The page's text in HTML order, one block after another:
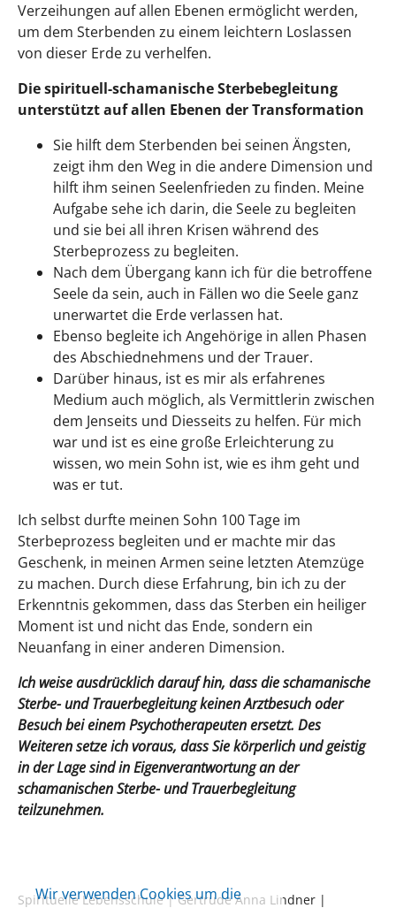
Wir verwenden Cookies um die
Verzeihungen auf allen Ebenen ermöglicht werden,
um dem Sterbenden zu einem leichtern Loslassen
von dieser Erde zu verhelfen.
Die spirituell-schamanische Sterbebegleitung
unterstützt auf allen Ebenen der Transformation
Sie hilft dem Sterbenden bei seinen Ängsten,
zeigt ihm den Weg in die andere Dimension und
hilft ihm seinen Seelenfrieden zu finden. Meine
Aufgabe sehe ich darin, die Seele zu begleiten
und sie bei all ihren Krisen während des
Sterbeprozess zu begleiten.
Nach dem Übergang kann ich für die betroffene
Seele da sein, auch in Fällen wo die Seele ganz
unerwartet die Erde verlassen hat.
Ebenso begleite ich Angehörige in allen Phasen
des Abschiednehmens und der Trauer.
Darüber hinaus, ist es mir als erfahrenes
Medium auch möglich, als Vermittlerin zwischen
dem Jenseits und Diesseits zu helfen. Für mich
war und ist es eine große Erleichterung zu
wissen, wo mein Sohn ist, wie es ihm geht und
was er tut.
Ich selbst durfte meinen Sohn 100 Tage im
Sterbeprozess begleiten und er machte mir das
Geschenk, in meinen Armen seine letzten Atemzüge
zu machen. Durch diese Erfahrung, bin ich zu der
Erkenntnis gekommen, dass das Sterben ein heiliger
Moment ist und nicht das Ende, sondern ein
Neuanfang in einer anderen Dimension.
Ich weise ausdrücklich darauf hin, dass die schamanische
Sterbe- und Trauerbegleitung keinen Arztbesuch oder
Besuch bei einem Psychotherapeuten ersetzt. Des
Weiteren setze ich voraus, dass Sie körperlich und geistig
in der Lage sind in Eigenverantwortung an der
schamanischen Sterbe- und Trauerbegleitung
teilzunehmen.
Spirituelle Lebensschule | Gertrude Anna Lindner |